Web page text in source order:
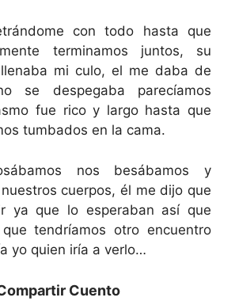
con todo hasta que
terminamos juntos, su
mi culo, el me daba de
se despegaba parecíamos
fue rico y largo hasta que
tumbados en la cama.
nos besábamos y
cuerpos, él me dijo que
ya que lo esperaban así que
tendríamos otro encuentro
yo quien iría a verlo…
Cuento